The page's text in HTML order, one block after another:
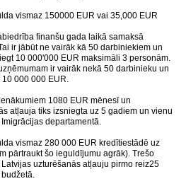
vismaz 150000 EUR vai 35,000 EUR
finanšu gada laikā samaksā
ir jābūt ne vairāk kā 50 darbiniekiem un
10 000'000 EUR maksimāli 3 personām.
ir vairāk nekā 50 darbinieku un
000 000 EUR.
1080 EUR mēnesī un
atļauja tiks izsniegta uz 5 gadiem un vienu
departamentā.
vismaz 280 000 EUR kredītiestādē uz
pārtraukt šo ieguldījumu agrāk). Trešo
uzturēšanās atļauju pirmo reiz25